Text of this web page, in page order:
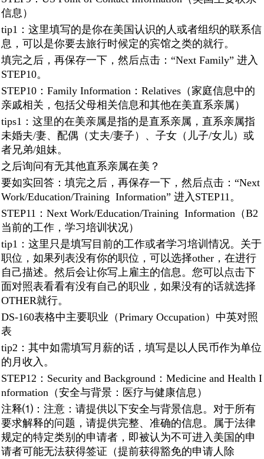
信息）
tip1：这里填写的是你在美国认识的人或者组织的联系信
息，可以是你要去旅行时候定的宾馆之类的就行。
填完之后，再保存一下，然后点击：“Next Family” 进入
STEP10。
STEP10：Family Information：Relatives（家庭信息中的
亲戚相关，包括父母相关信息和其他在美直系亲属）
tips1：这里的在美亲属是指的是直系亲属，直系亲属指
未婚夫/妻、配偶（丈夫/妻子）、子女（儿子/女儿）或
者兄弟/姐妹。
之后询问有无其他直系亲属在美？
要如实回答：填完之后，再保存一下，然后点击：“Next
Work/Education/Training Information” 进入STEP11。
STEP11：Next Work/Education/Training Information（B2
当前的工作，学习培训状况）
tip1：这里只是填写目前的工作或者学习培训情况。关于
职位，如果列表没有你的职位，可以选择other，在进行
自己描述。然后会让你写上雇主的信息。您可以点击下
面对照表看看有没有自己的职业，如果没有的话就选择
OTHER就行。
DS-160表格中主要职业（Primary Occupation）中英对照
表
tip2：其中如需填写月薪的话，填写是以人民币作为单位
的月收入。
STEP12：Security and Background：Medicine and Health I
nformation（安全与背景：医疗与健康信息）
注释⑴：注意：请提供以下安全与背景信息。对于所有
要求解释的问题，请提供完整、准确的信息。属于法律
规定的特定类别的申请者，即被认为不可进入美国的申
请者可能无法获得签证（提前获得豁免的申请人除